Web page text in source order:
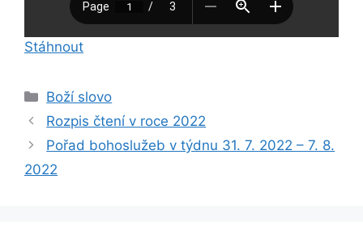
Stáhnout
Rubriky
Boží slovo
Rozpis čtení v roce 2022
Pořad bohoslužeb v týdnu 31. 7. 2022 – 7. 8.
2022